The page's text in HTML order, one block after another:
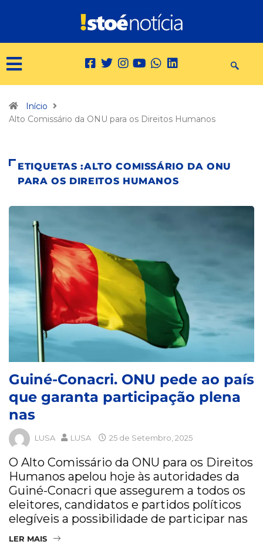
Início
Alto Comissário da ONU para os Direitos Humanos
ETIQUETAS :ALTO COMISSÁRIO DA ONU
PARA OS DIREITOS HUMANOS
Guiné-Conacri. ONU pede ao país
que garanta participação plena
nas
LUSA LUSA 25 de Setembro, 2025
O Alto Comissário da ONU para os Direitos
Humanos apelou hoje às autoridades da
Guiné-Conacri que assegurem a todos os
eleitores, candidatos e partidos políticos
elegíveis a possibilidade de participar nas
LER MAIS